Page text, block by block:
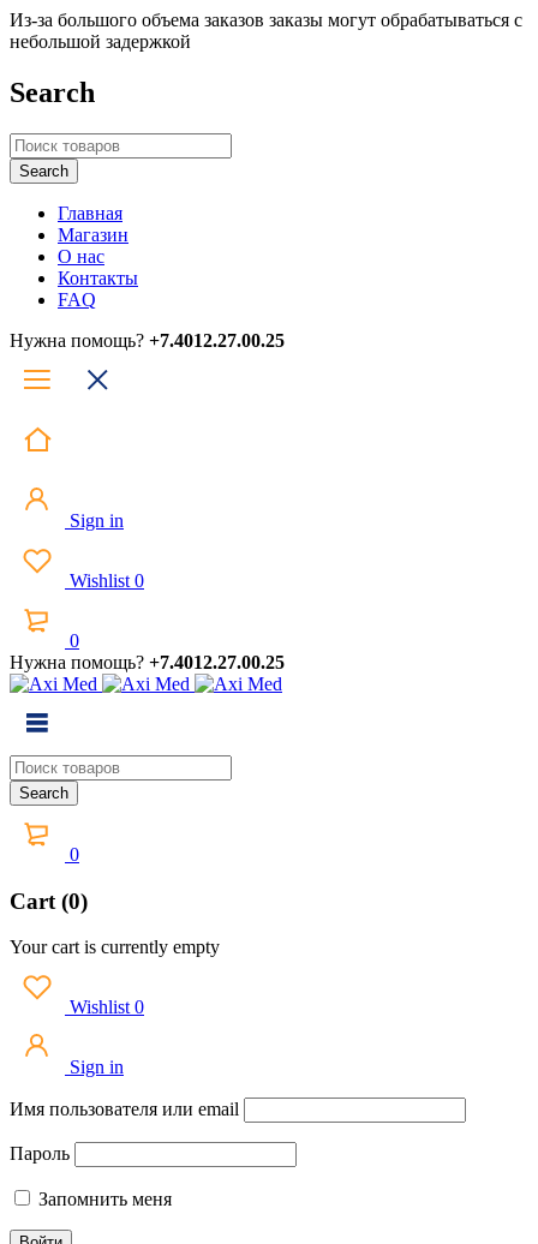
Из-за большого объема заказов заказы могут обрабатываться с
небольшой задержкой
Search
Главная
Магазин
О нас
Контакты
FAQ
Нужна помощь? +7.4012.27.00.25
Sign in
Wishlist 0
0
Нужна помощь? +7.4012.27.00.25
0
Cart (0)
Your cart is currently empty
Wishlist 0
Sign in
Имя пользователя или email
Пароль
Запомнить меня